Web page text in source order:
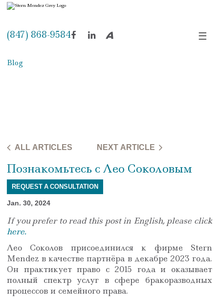
(847) 868-9584 ☰
Blog
ALL ARTICLES NEXT ARTICLE
Познакомьтесь с Лео Соколовым
REQUEST A CONSULTATION
Jan. 30, 2024
If you prefer to read this post in English, please click
here.
Лео Соколов присоединился к фирме Stern
Mendez в качестве партнёра в декабре 2023 года.
Он практикует право с 2015 года и оказывает
полный спектр услуг в сфере бракоразводных
процессов и семейного права.